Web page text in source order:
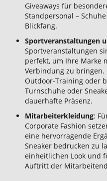
Giveaways für
Standpersonal –
Blickfang.
Sportveranstaltungen
Sportveranstaltungen
perfekt, um Ihre Marke
Verbindung zu bringen.
Outdoor-Training oder
Turnschuhe oder
dauerhafte Präsenz.
Mitarbeiterkleidung:
Corporate Fashion
eine hervorragende
Sneaker bedrucken zu
einheitlichen Look und
Auftritt der